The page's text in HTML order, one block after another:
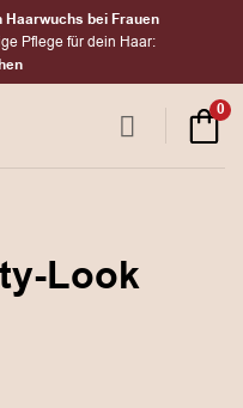
bei Frauen
Pflege für dein Haar:
0
Look